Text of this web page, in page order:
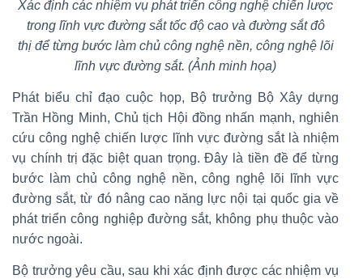
Xác định các nhiệm vụ phát triển công nghệ chiến lược
trong lĩnh vực đường sắt tốc độ cao và đường sắt đô
thị để từng bước làm chủ công nghệ nền, công nghệ lõi
lĩnh vực đường sắt. (Ảnh minh họa)
Phát biểu chỉ đạo cuộc họp, Bộ trưởng Bộ Xây dựng
Trần Hồng Minh, Chủ tịch Hội đồng nhấn mạnh, nghiên
cứu công nghệ chiến lược lĩnh vực đường sắt là nhiệm
vụ chính trị đặc biệt quan trọng. Đây là tiền đề để từng
bước làm chủ công nghệ nền, công nghệ lõi lĩnh vực
đường sắt, từ đó nâng cao năng lực nội tại quốc gia về
phát triển công nghiệp đường sắt, không phụ thuộc vào
nước ngoài.
Bộ trưởng yêu cầu, sau khi xác định được các nhiệm vụ